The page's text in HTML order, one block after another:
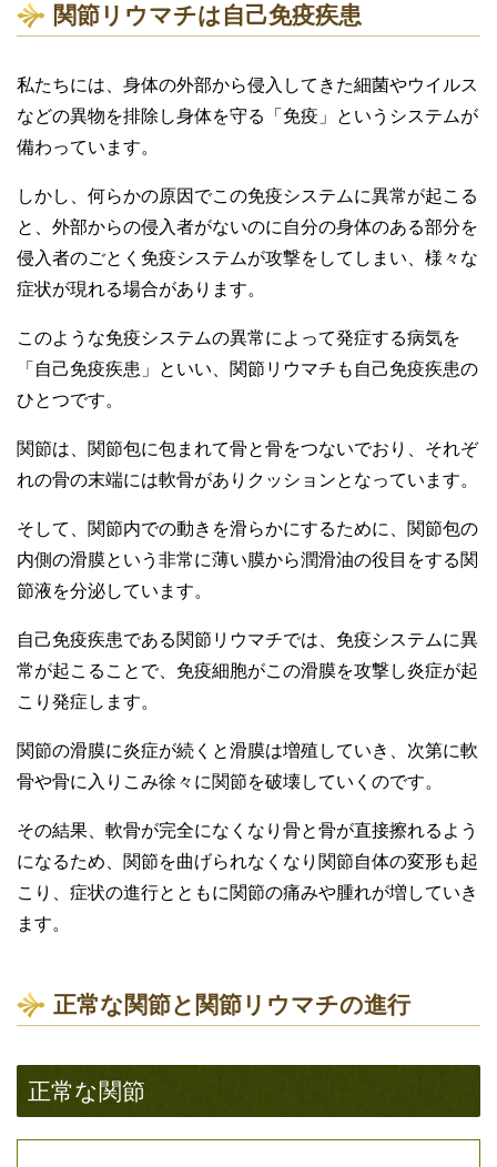
関節リウマチは自己免疫疾患
私たちには、身体の外部から侵入してきた細菌やウイルス
などの異物を排除し身体を守る「免疫」というシステムが
備わっています。
しかし、何らかの原因でこの免疫システムに異常が起こる
と、外部からの侵入者がないのに自分の身体のある部分を
侵入者のごとく免疫システムが攻撃をしてしまい、様々な
症状が現れる場合があります。
このような免疫システムの異常によって発症する病気を
「自己免疫疾患」といい、関節リウマチも自己免疫疾患の
ひとつです。
関節は、関節包に包まれて骨と骨をつないでおり、それぞ
れの骨の末端には軟骨がありクッションとなっています。
そして、関節内での動きを滑らかにするために、関節包の
内側の滑膜という非常に薄い膜から潤滑油の役目をする関
節液を分泌しています。
自己免疫疾患である関節リウマチでは、免疫システムに異
常が起こることで、免疫細胞がこの滑膜を攻撃し炎症が起
こり発症します。
関節の滑膜に炎症が続くと滑膜は増殖していき、次第に軟
骨や骨に入りこみ徐々に関節を破壊していくのです。
その結果、軟骨が完全になくなり骨と骨が直接擦れるよう
になるため、関節を曲げられなくなり関節自体の変形も起
こり、症状の進行とともに関節の痛みや腫れが増していき
ます。
正常な関節と関節リウマチの進行
正常な関節